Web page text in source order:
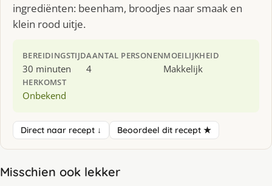
ingrediënten: beenham, broodjes naar smaak en
klein rood uitje.
BEREIDINGSTIJD
30 minuten
AANTAL PERSONEN
4
MOEILIJKHEID
Makkelijk
HERKOMST
Onbekend
Direct naar recept ↓ Beoordeel dit recept ★
Misschien ook lekker